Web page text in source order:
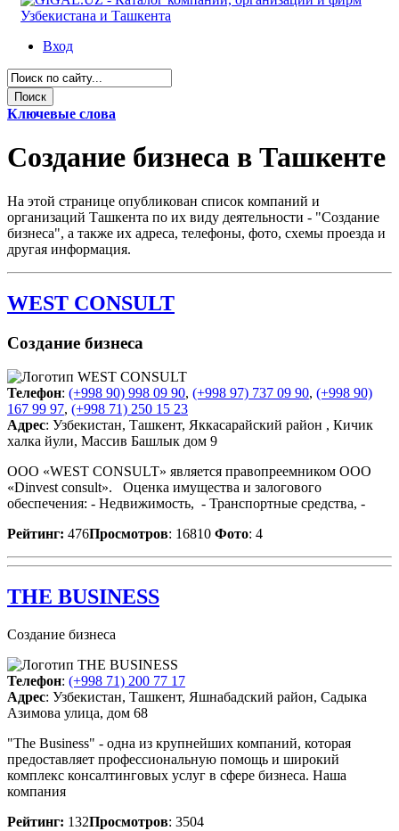
Вход
Ключевые слова
Создание бизнеса в Ташкенте
На этой странице опубликован список компаний и
организаций Ташкента по их виду деятельности - "Создание
бизнеса", а также их адреса, телефоны, фото, схемы проезда и
другая информация.
WEST CONSULT
Создание бизнеса
Телефон: (+998 90) 998 09 90, (+998 97) 737 09 90, (+998 90)
167 99 97, (+998 71) 250 15 23
Адрес: Узбекистан, Ташкент, Яккасарайский район , Кичик
халка йули, Массив Башлык дом 9
ООО «WEST CONSULT» является правопреемником ООО
«Dinvest consult». Оценка имущества и залогового
обеспечения: - Недвижимость, - Транспортные средства, -
Рейтинг: 476Просмотров: 16810 Фото: 4
THE BUSINESS
Создание бизнеса
Телефон: (+998 71) 200 77 17
Адрес: Узбекистан, Ташкент, Яшнабадский район, Садыка
Азимова улица, дом 68
"The Business" - одна из крупнейших компаний, которая
предоставляет профессиональную помощь и широкий
комплекс консалтинговых услуг в сфере бизнеса. Наша
компания
Рейтинг: 132Просмотров: 3504